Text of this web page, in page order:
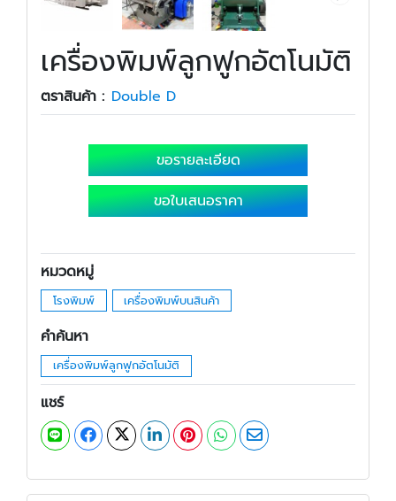
เครื่องพิมพ์ลูกฟูกอัตโนมัติ
ตราสินค้า : Double D
ขอรายละเอียด
ขอใบเสนอราคา
หมวดหมู่
โรงพิมพ์ เครื่องพิมพ์บนสินค้า
คำค้นหา
เครื่องพิมพ์ลูกฟูกอัตโนมัติ
แชร์